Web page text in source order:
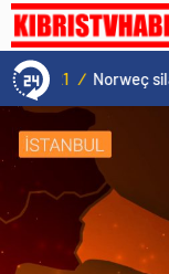
15:20 /
projelerini